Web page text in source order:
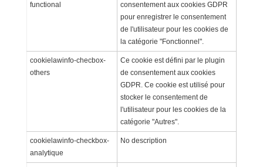
functional
consentement aux cookies GDPR
pour enregistrer le consentement
de l'utilisateur pour les cookies de
la catégorie "Fonctionnel".
cookielawinfo-checbox-
others
Ce cookie est défini par le plugin
de consentement aux cookies
GDPR. Ce cookie est utilisé pour
stocker le consentement de
l'utilisateur pour les cookies de la
catégorie "Autres".
cookielawinfo-checkbox-
analytique
No description